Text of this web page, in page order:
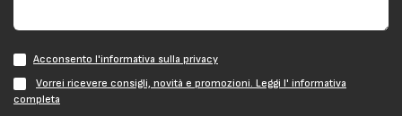
Acconsento l'informativa sulla privacy
Vorrei ricevere consigli, novità e promozioni. Leggi l' informativa
completa